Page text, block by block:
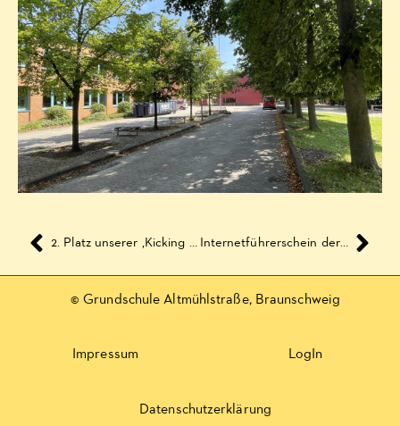
2. Platz unserer ‚Kicking Girls‘ beim Kicking Girls Fußball-Turnier am 12. Juni 2018 :-) Internetführerschein der Klassen 4c und 4d im zweiten Halbjahr 2017/2018
© Grundschule Altmühlstraße, Braunschweig
Impressum LogIn
Datenschutzerklärung